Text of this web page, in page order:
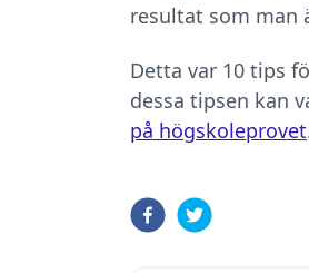
resultat som man
Detta var 10 tips
dessa tipsen kan
på högskoleprovet